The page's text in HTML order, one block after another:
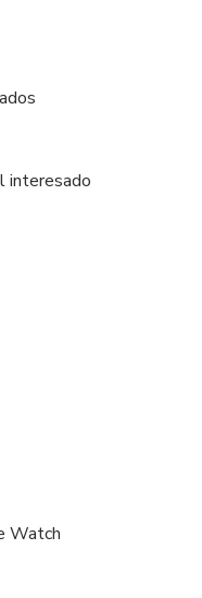
interesado
Watch